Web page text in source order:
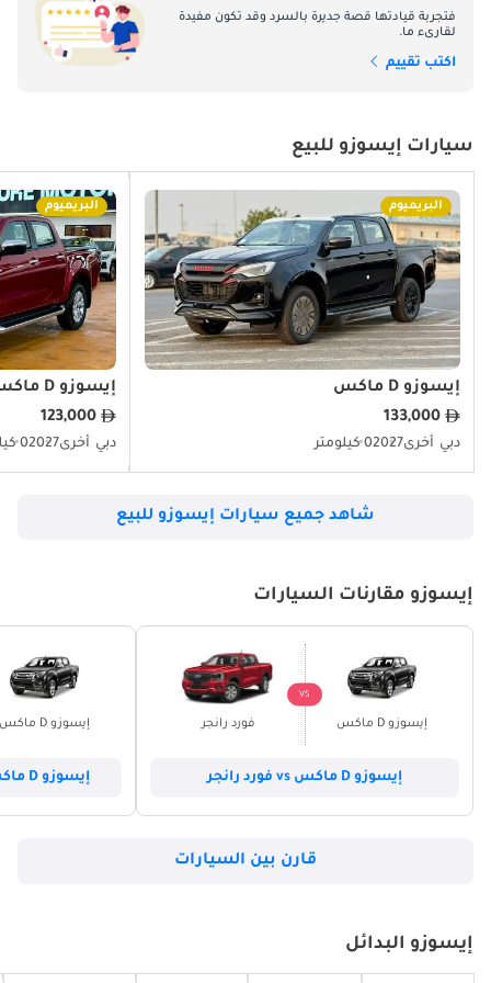
شاحنة البيك أب D-Max أو تعدد استخدامات شاحنات الفئة N ، تقدم Isuzu
حلولاً تعزز الكفاءة التشغيلية والإنتاجية. احتضن قوة الهندسة اليابانية مع
Isuzu واستمتع بأداء وموثوقية لا مثيل لهما على طرق الإمارات العربية
إيسوزو ريوارد
TBD
إيسوزو تروبر
TBD
فتجربة قيادتها قصة جديرة بالسرد وقد تكون مفيدة
لقارىء ما.
اكتب تقييم
سيارات إيسوزو للبيع
البريميوم
إيسوزو D ماكس
133,000
دبي أخرى20270 كيلومتر
البريميوم
إيسوزو D ماكس
123,000
دبي أخرى20270 كيلومتر
شاهد جميع سيارات إيسوزو للبيع
إيسوزو مقارنات السيارات
إيسوزو D ماكس
VS
فورد رانجر
إيسوزو D ماكس vs فورد رانجر
إيسوزو D ماكس
إيسوزو D ماكس vs ميتسوبيشي L200
قارن بين السيارات
إيسوزو البدائل